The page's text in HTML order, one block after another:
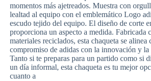
momentos más ajetreados. Muestra con
lealtad al equipo con el emblemático Logo
escudo tejido del equipo. El diseño de corte
proporciona un aspecto a medida. Fabricada
materiales reciclados, esta chaqueta se alinea
compromiso de adidas con la innovación y la
Tanto si te preparas para un partido como si
un día informal, esta chaqueta es tu mejor
cuanto a